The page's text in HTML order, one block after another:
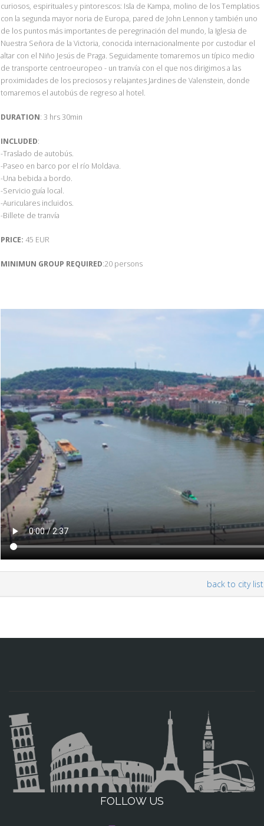
curiosos, espirituales y pintorescos: Isla de Kampa, molino de los Templatios
con la segunda mayor noria de Europa, pared de John Lennon y también uno
de los puntos más importantes de peregrinación del mundo, la Iglesia de
Nuestra Señora de la Victoria, conocida internacionalmente por custodiar el
altar con el Niño Jesús de Praga. Seguidamente tomaremos un típico medio
de transporte centroeuropeo - un tranvía con el que nos dirigimos a las
proximidades de los preciosos y relajantes Jardines de Valenstein, donde
tomaremos el autobús de regreso al hotel.
DURATION: 3 hrs 30min
INCLUDED:
-Traslado de autobús.
-Paseo en barco por el río Moldava.
-Una bebida a bordo.
-Servicio guía local.
-Auriculares incluidos.
-Billete de tranvía
PRICE: 45 EUR
MINIMUN GROUP REQUIRED:20 persons
back to city list
FOLLOW US